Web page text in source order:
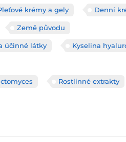
krémy a gely Denní
Země původu
účinné látky Kyselina
Rostlinné extrakty